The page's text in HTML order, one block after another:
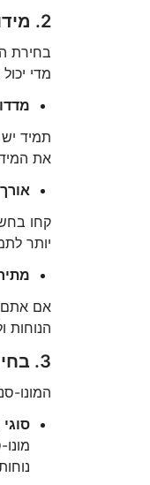
2. מידות והתאמה
בחירת
מדי
תמיד
את
קחו
יותר
אם אתם
הנוחות
3. בחירת מונופין
המונו-
סוגי